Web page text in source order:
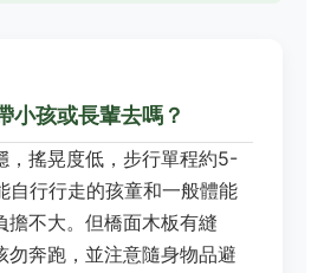
小孩或長輩去嗎？
，搖晃度低，步行單程約5-
自行行走的孩童和一般體能
擔不大。但橋面木板有縫
勿奔跑，並注意隨身物品避